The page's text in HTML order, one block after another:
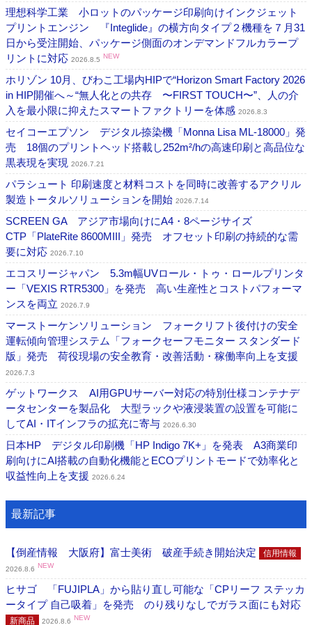
理想科学工業 小ロットのパッケージ印刷向けインクジェット
プリントエンジン 『Integlide』の横方向タイプ２機種を７月31
日から受注開始、パッケージ側面のオンデマンドフルカラープ
リントに対応 2026.8.5 NEW
ホリゾン 10月、びわこ工場内HIPで“Horizon Smart Factory 2026
in HIP開催へ～“無人化との共存 〜FIRST TOUCH〜”、人の介
入を最小限に抑えたスマートファクトリーを体感 2026.8.3
セイコーエプソン デジタル捺染機「Monna Lisa ML-18000」発
売 18個のプリントヘッド搭載し252m²/hの高速印刷と高品位な
黒表現を実現 2026.7.21
パラシュート 印刷速度と材料コストを同時に改善するアクリル
製造トータルソリューションを開始 2026.7.14
SCREEN GA アジア市場向けにA4・8ページサイズ
CTP「PlateRite 8600MIII」発売 オフセット印刷の持続的な需
要に対応 2026.7.10
エコスリージャパン 5.3m幅UVロール・トゥ・ロールプリンタ
ー「VEXIS RTR5300」を発売 高い生産性とコストパフォーマ
ンスを両立 2026.7.9
マーストーケンソリューション フォークリフト後付けの安全
運転傾向管理システム「フォークセーフモニター スタンダード
版」発売 荷役現場の安全教育・改善活動・稼働率向上を支援
2026.7.3
ゲットワークス AI用GPUサーバー対応の特別仕様コンテナデ
ータセンターを製品化 大型ラックや液浸装置の設置を可能に
してAI・ITインフラの拡充に寄与 2026.6.30
日本HP デジタル印刷機「HP Indigo 7K+」を発表 A3商業印
刷向けにAI搭載の自動化機能とECOプリントモードで効率化と
収益性向上を支援 2026.6.24
最新記事
【倒産情報 大阪府】富士美術 破産手続き開始決定 信用情報
2026.8.6 NEW
ヒサゴ 「FUJIPLA」から貼り直し可能な「CPリーフ ステッカ
ータイプ 自己吸着」を発売 のり残りなしでガラス面にも対応
新商品 2026.8.6 NEW